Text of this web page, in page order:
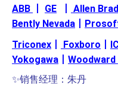
ABB GE Allen
Bently Nevada
Triconex
Foxboro
Yokogawa
Woodward
✨销售经理：朱丹